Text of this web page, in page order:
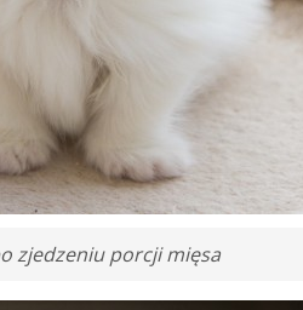
zjedzeniu porcji mięsa